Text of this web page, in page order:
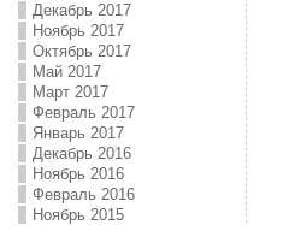
Декабрь 2017
Ноябрь 2017
Октябрь 2017
Май 2017
Март 2017
Февраль 2017
Январь 2017
Декабрь 2016
Ноябрь 2016
Февраль 2016
Ноябрь 2015